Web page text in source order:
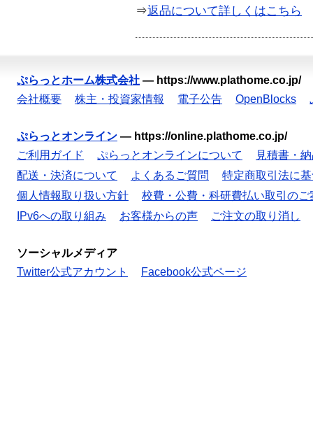
⇒返品について詳しくはこちら
ぷらっとホーム株式会社 — https://www.plathome.co.jp/
会社概要
株主・投資家情報 電子公告 OpenBlocks
ぷらっとオンライン — https://online.plathome.co.jp/
ご利用ガイド
ぷらっとオンラインについて
見積書・
配送・決済について
よくあるご質問
特定商取引法に
個人情報取り扱い方針
校費・公費・科研費払い取引のご
IPv6への取り組み
お客様からの声 ご注文の取り消し
ソーシャルメディア
Twitter公式アカウント
Facebook公式ページ